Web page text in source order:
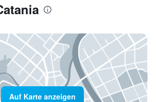
Auf Karte anzeigen